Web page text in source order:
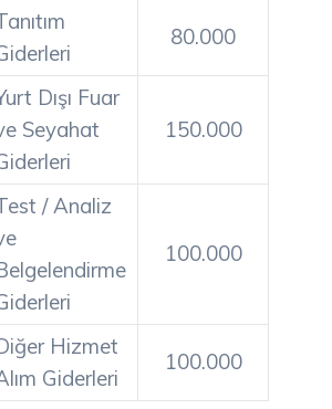
80.000
Dışı Fuar
Seyahat
150.000
/ Analiz
100.000
Hizmet
Giderleri
100.000